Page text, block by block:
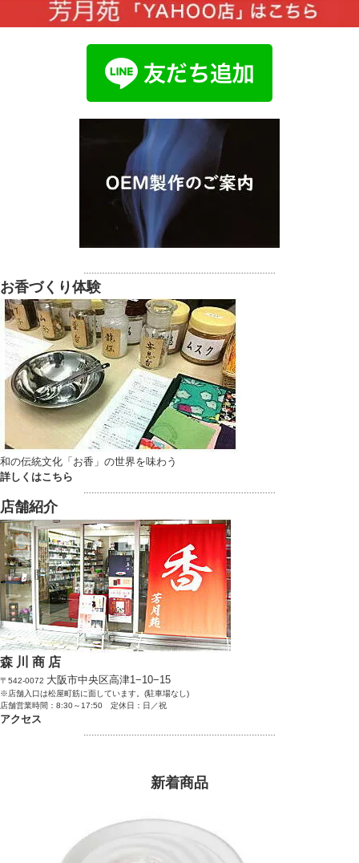
お香づくり体験
和の伝統文化「お香」の世界を味わう
詳しくはこちら
店舗紹介
森 川 商 店
〒542-0072 大阪市中央区高津1−10−15
※店舗入口は松屋町筋に面しています。(駐車場なし)
店舗営業時間：8:30～17:50 定休日：日／祝
アクセス
新着商品